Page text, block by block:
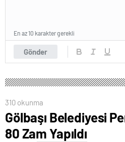
Gönder
En az 10 karakter gerekli
310 okunma
Gölbaşı Belediyesi
80 Zam Yapıldı